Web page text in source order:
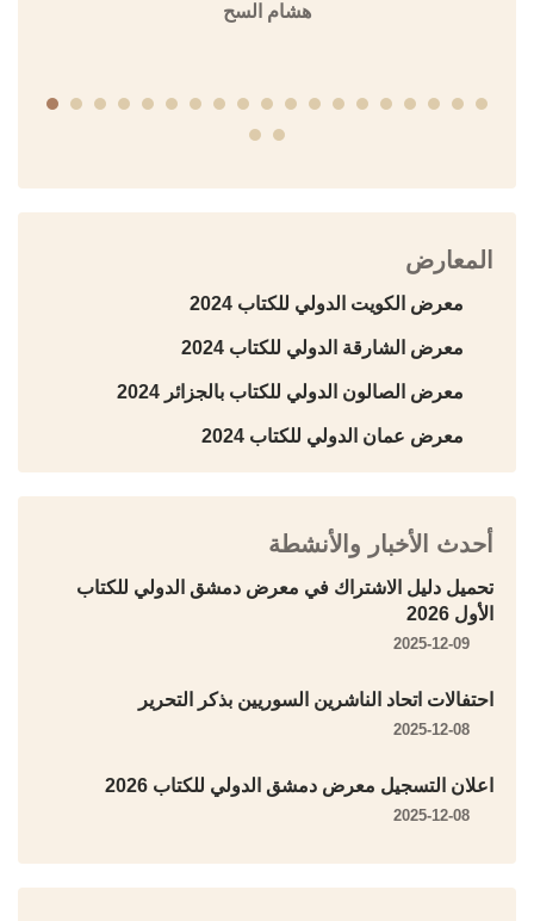
هشام السح
المعارض
معرض الكويت الدولي للكتاب 2024
معرض الشارقة الدولي للكتاب 2024
معرض الصالون الدولي للكتاب بالجزائر 2024
معرض عمان الدولي للكتاب 2024
أحدث الأخبار والأنشطة
تحميل دليل الاشتراك في معرض دمشق الدولي للكتاب
الأول 2026
2025-12-09
احتفالات اتحاد الناشرين السوريين بذكر التحرير
2025-12-08
اعلان التسجيل معرض دمشق الدولي للكتاب 2026
2025-12-08